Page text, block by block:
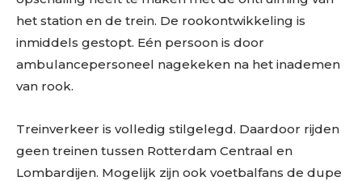
het station en de trein. De rookontwikkeling is
inmiddels gestopt. Eén persoon is door
ambulancepersoneel nagekeken na het inademen
van rook.
Treinverkeer is volledig stilgelegd. Daardoor rijden
geen treinen tussen Rotterdam Centraal en
Lombardijen. Mogelijk zijn ook voetbalfans de dupe